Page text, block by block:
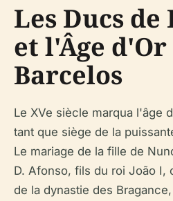
Les Ducs de
et l'Âge d'Or
Barcelos
Le XVe siècle marqua l'âge
tant que siège de la
Le mariage de la fille de
D. Afonso, fils du roi João I,
de la dynastie des